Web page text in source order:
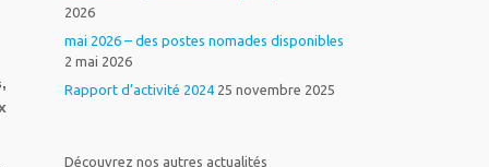
2026
mai 2026 – des postes nomades disponibles
2 mai 2026
Rapport d’activité 2024 25 novembre 2025
Découvrez nos autres actualités